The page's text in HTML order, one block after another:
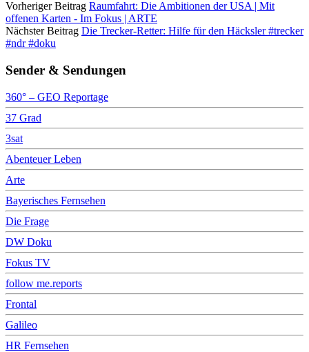
Vorheriger Beitrag Raumfahrt: Die Ambitionen der USA | Mit
offenen Karten - Im Fokus | ARTE
Nächster Beitrag Die Trecker-Retter: Hilfe für den Häcksler #trecker
#ndr #doku
Sender & Sendungen
360° – GEO Reportage
37 Grad
3sat
Abenteuer Leben
Arte
Bayerisches Fernsehen
Die Frage
DW Doku
Fokus TV
follow me.reports
Frontal
Galileo
HR Fernsehen